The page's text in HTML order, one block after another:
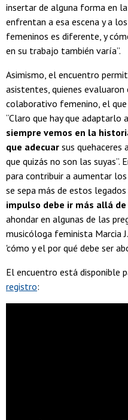
insertar de alguna forma en
enfrentan a esa escena y a
femeninos es diferente, y
en su trabajo también varía”.
Asimismo, el encuentro
asistentes, quienes
colaborativo femenino, el
“Claro que hay que adaptarlo
siempre vemos en la
que adecuar sus quehaceres
que quizás no son las
para contribuir a aumentar
se sepa más de estos
impulso debe ir más allá
ahondar en algunas de las
musicóloga feminista Marcia
'cómo y el por qué debe ser
El encuentro está disponible
registro: